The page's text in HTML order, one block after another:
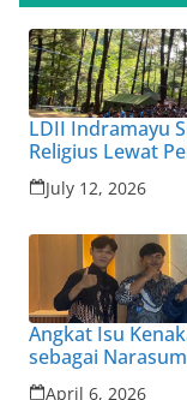
LDII Indramayu
Religius Lewat
July 12, 2026
Angkat Isu
sebagai
April 6, 2026